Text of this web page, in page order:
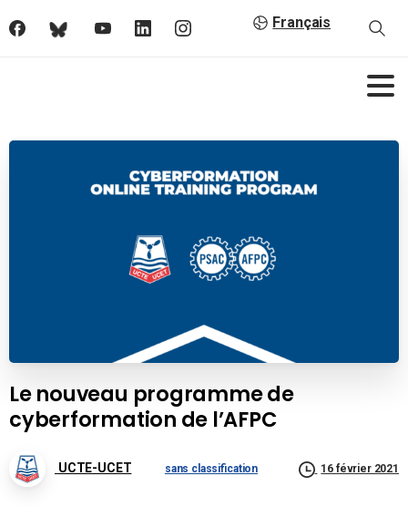
Français
Le nouveau programme de
cyberformation de l’AFPC
UCTE-UCET sans classification 16 février 2021